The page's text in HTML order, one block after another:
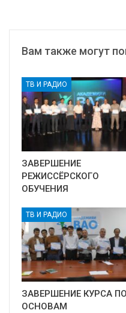
Вам также могут
ТВ И РАДИО
ЗАВЕРШЕНИЕ
РЕЖИССЁРСКОГО
ОБУЧЕНИЯ
ТВ И РАДИО
ЗАВЕРШЕНИЕ КУРСА ПО
ОСНОВАМ